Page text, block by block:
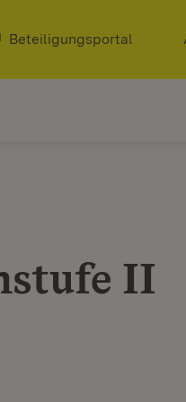
neuem Fenster)
Extern:
Beteiligungsportal
II